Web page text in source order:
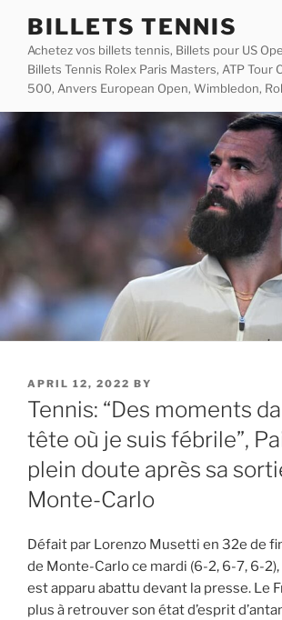
content
BILLETS TENNIS
Achetez vos billets tennis, Billets pour US
Billets Tennis Rolex Paris Masters, ATP Tour
500, Anvers European Open, Wimbledon,
POSTED
ON
APRIL 12, 2022 BY
Tennis: “Des moments
tête où je suis fébrile”,
plein doute après sa
Monte-Carlo
Défait par Lorenzo Musetti en 32e de
de Monte-Carlo ce mardi (6-2, 6-7, 6-
est apparu abattu devant la presse. Le
plus à retrouver son état d’esprit